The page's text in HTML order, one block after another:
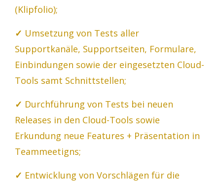
(Klipfolio);
✓ Umsetzung von Tests aller
Supportkanäle, Supportseiten, Formulare,
Einbindungen sowie der eingesetzten Cloud-
Tools samt Schnittstellen;
✓ Durchführung von Tests bei neuen
Releases in den Cloud-Tools sowie
Erkundung neue Features + Präsentation in
Teammeetigns;
✓ Entwicklung von Vorschlägen für die